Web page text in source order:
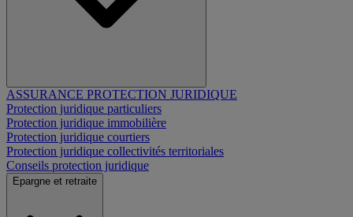
ASSURANCE PROTECTION JURIDIQUE
Protection juridique particuliers
Protection juridique immobilière
Protection juridique courtiers
Protection juridique collectivités territoriales
Conseils protection juridique
Epargne et retraite